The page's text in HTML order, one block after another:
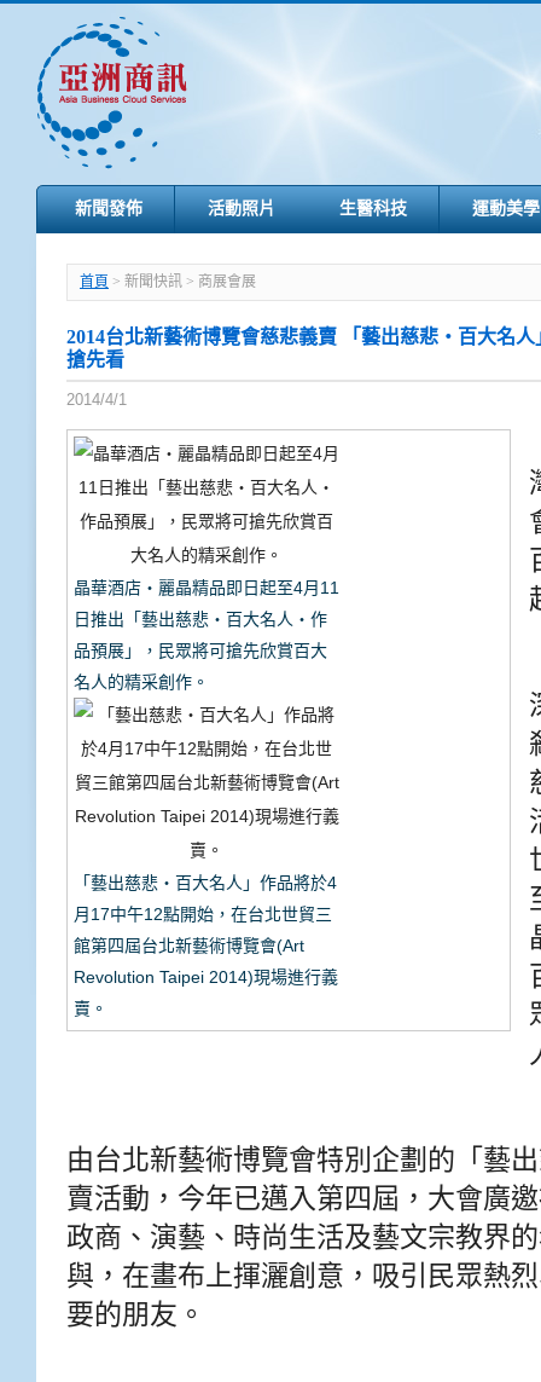
新聞發佈 活動照片 生醫科技 運動美學
首頁 > 新聞快訊 > 商展會展
2014台北新藝術博覽會慈悲義賣 「藝出慈悲‧百大名
搶先看
2014/4/1
晶華酒店‧麗晶精品即日起至4月11
日推出「藝出慈悲‧百大名人‧作
品預展」，民眾將可搶先欣賞百大
名人的精采創作。
「藝出慈悲‧百大名人」作品將於4
月17中午12點開始，在台北世貿三
館第四屆台北新藝術博覽會(Art
Revolution Taipei 2014)現場進行義
賣。
由台北新藝術博覽會特別企劃的「藝
賣活動，今年已邁入第四屆，大會廣
政商、演藝、時尚生活及藝文宗教界
與，在畫布上揮灑創意，吸引民眾熱
要的朋友。